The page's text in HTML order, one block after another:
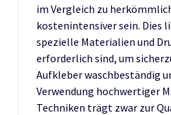
im Vergleich zu
kostenintensiver sein. Dies
spezielle Materialien und
erforderlich sind, um
Aufkleber waschbeständig
Verwendung hochwertiger
Techniken trägt zwar zur